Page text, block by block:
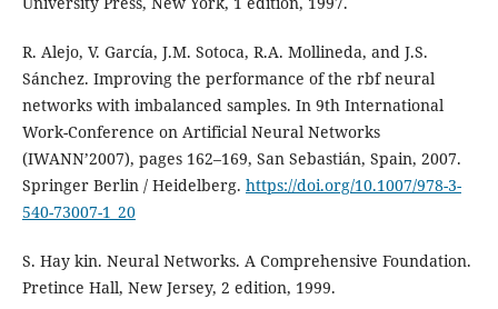
R. Alejo, V. García, J.M. Sotoca, R.A. Mollineda, and J.S.
Sánchez. Improving the performance of the rbf neural
networks with imbalanced samples. In 9th International
Work-Conference on Artificial Neural Networks
(IWANN’2007), pages 162–169, San Sebastián, Spain, 2007.
Springer Berlin / Heidelberg. https://doi.org/10.1007/978-3-
540-73007-1_20
S. Hay kin. Neural Networks. A Comprehensive Foundation.
Pretince Hall, New Jersey, 2 edition, 1999.